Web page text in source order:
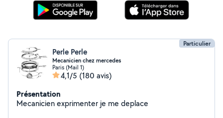
Particulier
Perle Perle
Mecanicien chez mercedes
Paris (Mail 1)
4,1/5 (180 avis)
Présentation
Mecanicien exprimenter je me deplace